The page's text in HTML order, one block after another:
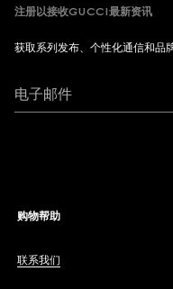
注册以接收GUCCI最新资讯
获取系列发布、个性化通信和品
电子邮件
购物帮助
联系我们